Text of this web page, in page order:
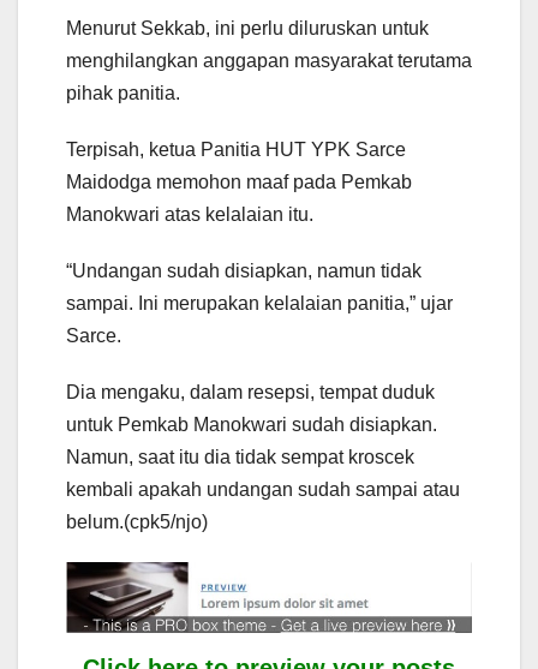
Menurut Sekkab, ini perlu diluruskan untuk
menghilangkan anggapan masyarakat terutama
pihak panitia.
Terpisah, ketua Panitia HUT YPK Sarce
Maidodga memohon maaf pada Pemkab
Manokwari atas kelalaian itu.
“Undangan sudah disiapkan, namun tidak
sampai. Ini merupakan kelalaian panitia,” ujar
Sarce.
Dia mengaku, dalam resepsi, tempat duduk
untuk Pemkab Manokwari sudah disiapkan.
Namun, saat itu dia tidak sempat kroscek
kembali apakah undangan sudah sampai atau
belum.(cpk5/njo)